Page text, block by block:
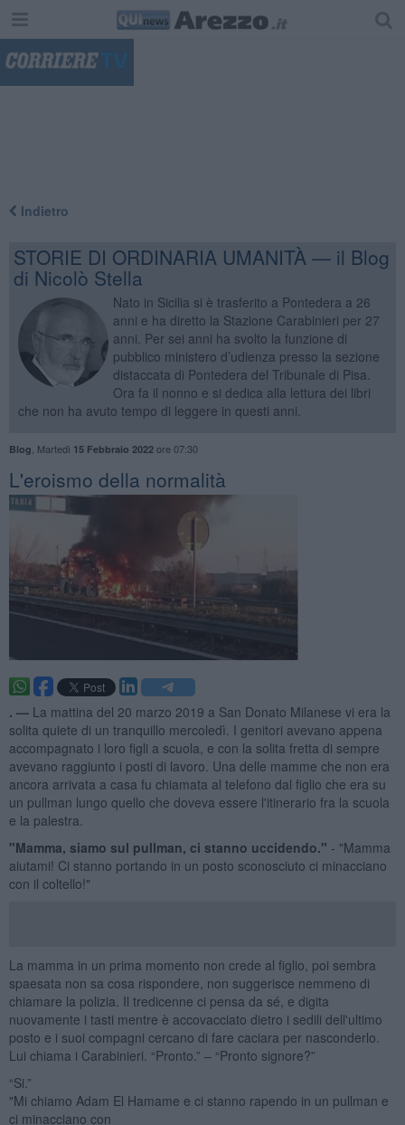
Indietro
STORIE DI ORDINARIA UMANITÀ — il Blog
di Nicolò Stella
Nato in Sicilia si è trasferito a Pontedera a 26
anni e ha diretto la Stazione Carabinieri per 27
anni. Per sei anni ha svolto la funzione di
pubblico ministero d’udienza presso la sezione
distaccata di Pontedera del Tribunale di Pisa.
Ora fa il nonno e si dedica alla lettura dei libri
che non ha avuto tempo di leggere in questi anni.
Blog Martedì 15 Febbraio 2022ore 07:30
L'eroismo della normalità
. — La mattina del 20 marzo 2019 a San Donato Milanese vi era la
solita quiete di un tranquillo mercoledì. I genitori avevano appena
accompagnato i loro figli a scuola, e con la solita fretta di sempre
avevano raggiunto i posti di lavoro. Una delle mamme che non era
ancora arrivata a casa fu chiamata al telefono dal figlio che era su
un pullman lungo quello che doveva essere l'itinerario fra la scuola
e la palestra.
"Mamma, siamo sul pullman, ci stanno uccidendo." - "Mamma
aiutami! Ci stanno portando in un posto sconosciuto ci minacciano
con il coltello!"
La mamma in un prima momento non crede al figlio, poi sembra
spaesata non sa cosa rispondere, non suggerisce nemmeno di
chiamare la polizia. Il tredicenne ci pensa da sé, e digita
nuovamente i tasti mentre è accovacciato dietro i sedili dell'ultimo
posto e i suoi compagni cercano di fare caciara per nasconderlo.
Lui chiama i Carabinieri. “Pronto.” – “Pronto signore?”
“Si.”
"Mi chiamo Adam El Hamame e ci stanno rapendo in un pullman e
ci minacciano con